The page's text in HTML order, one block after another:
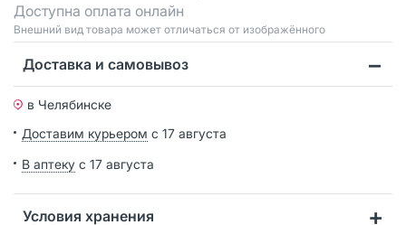
Доступна оплата онлайн
Bнешний вид товара может отличаться от изображённого
Доставка и самовывоз
в Челябинске
Доставим курьером с 17 августа
В аптеку с 17 августа
Условия хранения